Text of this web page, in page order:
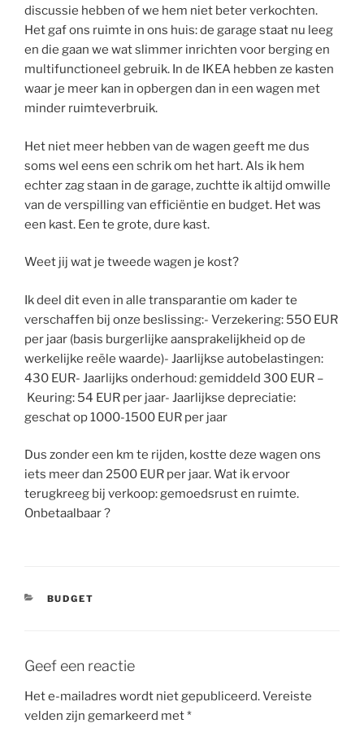
discussie hebben of we hem niet beter verkochten.
Het gaf ons ruimte in ons huis: de garage staat nu leeg
en die gaan we wat slimmer inrichten voor berging en
multifunctioneel gebruik. In de IKEA hebben ze kasten
waar je meer kan in opbergen dan in een wagen met
minder ruimteverbruik.
Het niet meer hebben van de wagen geeft me dus
soms wel eens een schrik om het hart. Als ik hem
echter zag staan in de garage, zuchtte ik altijd omwille
van de verspilling van efficiëntie en budget. Het was
een kast. Een te grote, dure kast.
Weet jij wat je tweede wagen je kost?
Ik deel dit even in alle transparantie om kader te
verschaffen bij onze beslissing:- Verzekering: 55O EUR
per jaar (basis burgerlijke aansprakelijkheid op de
werkelijke reële waarde)- Jaarlijkse autobelastingen:
430 EUR- Jaarlijks onderhoud: gemiddeld 300 EUR –
Keuring: 54 EUR per jaar- Jaarlijkse depreciatie:
geschat op 1000-1500 EUR per jaar
Dus zonder een km te rijden, kostte deze wagen ons
iets meer dan 2500 EUR per jaar. Wat ik ervoor
terugkreeg bij verkoop: gemoedsrust en ruimte.
Onbetaalbaar ?
CATEGORIEËN
BUDGET
Geef een reactie
Het e-mailadres wordt niet gepubliceerd.Vereiste
velden zijn gemarkeerd met*